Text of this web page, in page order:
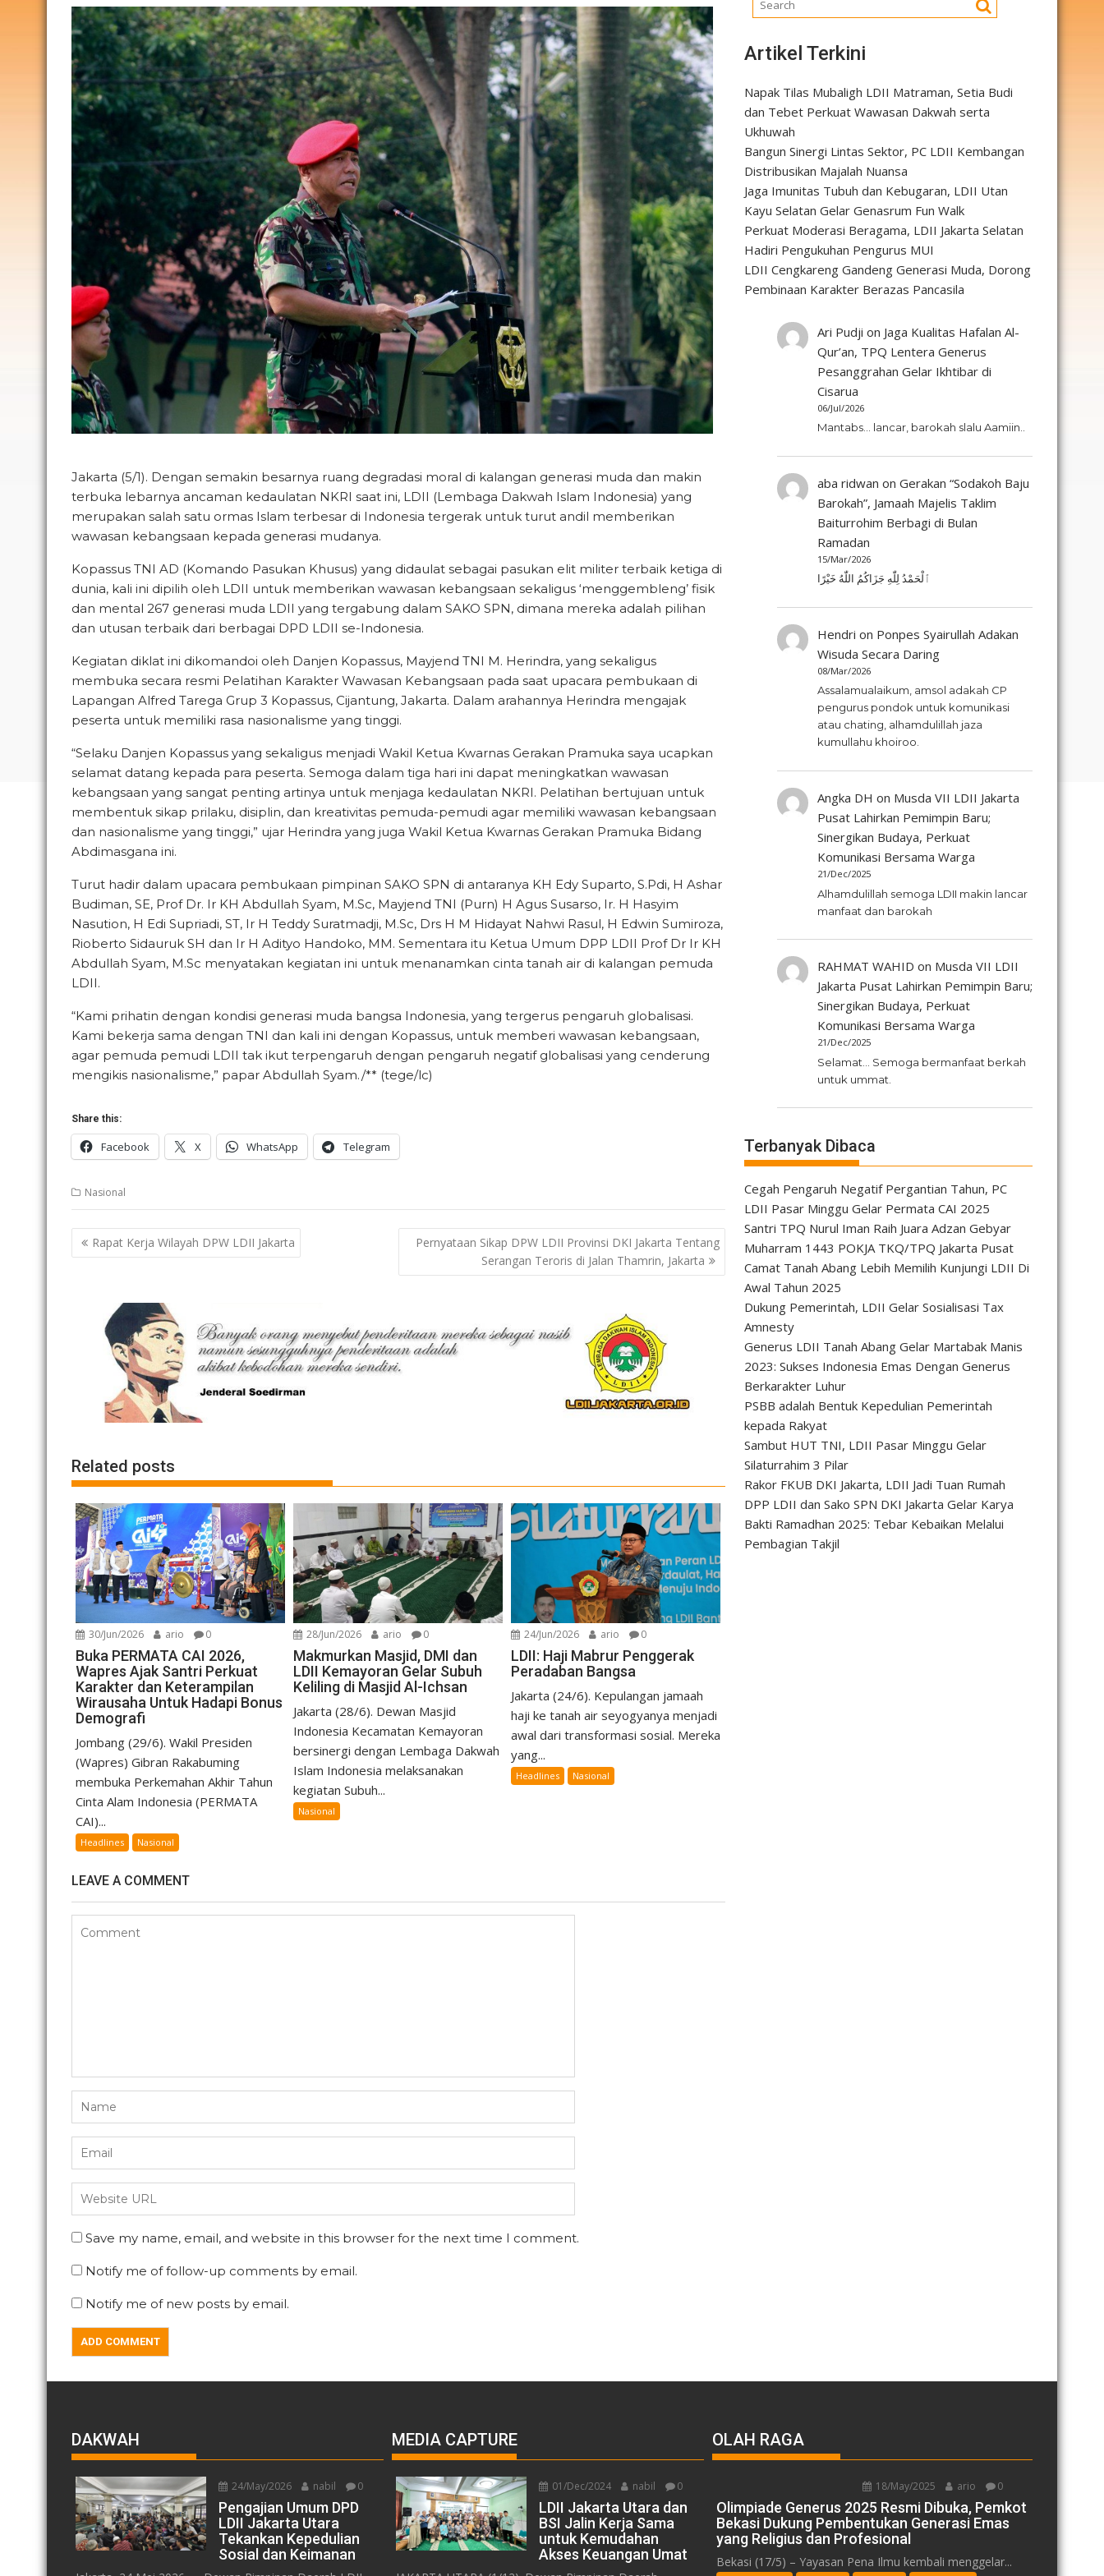
Jakarta (5/1). Dengan semakin besarnya ruang degradasi moral di kalangan generasi muda dan makin
terbuka lebarnya ancaman kedaulatan NKRI saat ini, LDII (Lembaga Dakwah Islam Indonesia) yang
merupakan salah satu ormas Islam terbesar di Indonesia tergerak untuk turut andil memberikan
wawasan kebangsaan kepada generasi mudanya.
Kopassus TNI AD (Komando Pasukan Khusus) yang didaulat sebagai pasukan elit militer terbaik ketiga di
dunia, kali ini dipilih oleh LDII untuk memberikan wawasan kebangsaan sekaligus ‘menggembleng’ fisik
dan mental 267 generasi muda LDII yang tergabung dalam SAKO SPN, dimana mereka adalah pilihan
dan utusan terbaik dari berbagai DPD LDII se-Indonesia.
Kegiatan diklat ini dikomandoi oleh Danjen Kopassus, Mayjend TNI M. Herindra, yang sekaligus
membuka secara resmi Pelatihan Karakter Wawasan Kebangsaan pada saat upacara pembukaan di
Lapangan Alfred Tarega Grup 3 Kopassus, Cijantung, Jakarta. Dalam arahannya Herindra mengajak
peserta untuk memiliki rasa nasionalisme yang tinggi.
“Selaku Danjen Kopassus yang sekaligus menjadi Wakil Ketua Kwarnas Gerakan Pramuka saya ucapkan
selamat datang kepada para peserta. Semoga dalam tiga hari ini dapat meningkatkan wawasan
kebangsaan yang sangat penting artinya untuk menjaga kedaulatan NKRI. Pelatihan bertujuan untuk
membentuk sikap prilaku, disiplin, dan kreativitas pemuda-pemudi agar memiliki wawasan kebangsaan
dan nasionalisme yang tinggi,” ujar Herindra yang juga Wakil Ketua Kwarnas Gerakan Pramuka Bidang
Abdimasgana ini.
Turut hadir dalam upacara pembukaan pimpinan SAKO SPN di antaranya KH Edy Suparto, S.Pdi, H Ashar
Budiman, SE, Prof Dr. Ir KH Abdullah Syam, M.Sc, Mayjend TNI (Purn) H Agus Susarso, Ir. H Hasyim
Nasution, H Edi Supriadi, ST, Ir H Teddy Suratmadji, M.Sc, Drs H M Hidayat Nahwi Rasul, H Edwin Sumiroza,
Rioberto Sidauruk SH dan Ir H Adityo Handoko, MM. Sementara itu Ketua Umum DPP LDII Prof Dr Ir KH
Abdullah Syam, M.Sc menyatakan kegiatan ini untuk menanamkan cinta tanah air di kalangan pemuda
LDII.
“Kami prihatin dengan kondisi generasi muda bangsa Indonesia, yang tergerus pengaruh globalisasi.
Kami bekerja sama dengan TNI dan kali ini dengan Kopassus, untuk memberi wawasan kebangsaan,
agar pemuda pemudi LDII tak ikut terpengaruh dengan pengaruh negatif globalisasi yang cenderung
mengikis nasionalisme,” papar Abdullah Syam./** (tege/lc)
Share this:
Facebook X WhatsApp Telegram
Nasional
Post
navigation
Rapat Kerja Wilayah DPW LDII Jakarta
Pernyataan Sikap DPW LDII Provinsi DKI Jakarta Tentang
Serangan Teroris di Jalan Thamrin, Jakarta
Related posts
30/Jun/2026 ario 0
Buka PERMATA CAI 2026,
Wapres Ajak Santri Perkuat
Karakter dan Keterampilan
Wirausaha Untuk Hadapi Bonus
Demografi
Jombang (29/6). Wakil Presiden
(Wapres) Gibran Rakabuming
membuka Perkemahan Akhir Tahun
Cinta Alam Indonesia (PERMATA
CAI)...
Headlines Nasional
28/Jun/2026 ario 0
Makmurkan Masjid, DMI dan
LDII Kemayoran Gelar Subuh
Keliling di Masjid Al-Ichsan
Jakarta (28/6). Dewan Masjid
Indonesia Kecamatan Kemayoran
bersinergi dengan Lembaga Dakwah
Islam Indonesia melaksanakan
kegiatan Subuh...
Nasional
24/Jun/2026 ario 0
LDII: Haji Mabrur Penggerak
Peradaban Bangsa
Jakarta (24/6). Kepulangan jamaah
haji ke tanah air seyogyanya menjadi
awal dari transformasi sosial. Mereka
yang...
Headlines Nasional
LEAVE A COMMENT
Save my name, email, and website in this browser for the next time I comment.
Notify me of follow-up comments by email.
Notify me of new posts by email.
Artikel Terkini
Napak Tilas Mubaligh LDII Matraman, Setia Budi
dan Tebet Perkuat Wawasan Dakwah serta
Ukhuwah
Bangun Sinergi Lintas Sektor, PC LDII Kembangan
Distribusikan Majalah Nuansa
Jaga Imunitas Tubuh dan Kebugaran, LDII Utan
Kayu Selatan Gelar Genasrum Fun Walk
Perkuat Moderasi Beragama, LDII Jakarta Selatan
Hadiri Pengukuhan Pengurus MUI
LDII Cengkareng Gandeng Generasi Muda, Dorong
Pembinaan Karakter Berazas Pancasila
Ari Pudji on Jaga Kualitas Hafalan Al-
Qur’an, TPQ Lentera Generus
Pesanggrahan Gelar Ikhtibar di
Cisarua
06/Jul/2026
Mantabs... lancar, barokah slalu Aamiin..
aba ridwan on Gerakan “Sodakoh Baju
Barokah”, Jamaah Majelis Taklim
Baiturrohim Berbagi di Bulan
Ramadan
15/Mar/2026
ٱلْحَمْدُ لِلّٰهِ جَزَاكُمُ اللّٰهُ خَيْرًا
Hendri on Ponpes Syairullah Adakan
Wisuda Secara Daring
08/Mar/2026
Assalamualaikum, amsol adakah CP
pengurus pondok untuk komunikasi
atau chating, alhamdulillah jaza
kumullahu khoiroo.
Angka DH on Musda VII LDII Jakarta
Pusat Lahirkan Pemimpin Baru;
Sinergikan Budaya, Perkuat
Komunikasi Bersama Warga
21/Dec/2025
Alhamdulillah semoga LDII makin lancar
manfaat dan barokah
RAHMAT WAHID on Musda VII LDII
Jakarta Pusat Lahirkan Pemimpin Baru;
Sinergikan Budaya, Perkuat
Komunikasi Bersama Warga
21/Dec/2025
Selamat... Semoga bermanfaat berkah
untuk ummat.
Terbanyak Dibaca
Cegah Pengaruh Negatif Pergantian Tahun, PC
LDII Pasar Minggu Gelar Permata CAI 2025
Santri TPQ Nurul Iman Raih Juara Adzan Gebyar
Muharram 1443 POKJA TKQ/TPQ Jakarta Pusat
Camat Tanah Abang Lebih Memilih Kunjungi LDII Di
Awal Tahun 2025
Dukung Pemerintah, LDII Gelar Sosialisasi Tax
Amnesty
Generus LDII Tanah Abang Gelar Martabak Manis
2023: Sukses Indonesia Emas Dengan Generus
Berkarakter Luhur
PSBB adalah Bentuk Kepedulian Pemerintah
kepada Rakyat
Sambut HUT TNI, LDII Pasar Minggu Gelar
Silaturrahim 3 Pilar
Rakor FKUB DKI Jakarta, LDII Jadi Tuan Rumah
DPP LDII dan Sako SPN DKI Jakarta Gelar Karya
Bakti Ramadhan 2025: Tebar Kebaikan Melalui
Pembagian Takjil
DAKWAH
24/May/2026 nabil 0
Pengajian Umum DPD
LDII Jakarta Utara
Tekankan Kepedulian
Sosial dan Keimanan
MEDIA CAPTURE
01/Dec/2024 nabil 0
LDII Jakarta Utara dan
BSI Jalin Kerja Sama
untuk Kemudahan
Akses Keuangan Umat
OLAH RAGA
18/May/2025 ario 0
Olimpiade Generus 2025 Resmi Dibuka, Pemkot
Bekasi Dukung Pembentukan Generasi Emas
yang Religius dan Profesional
Bekasi (17/5) – Yayasan Pena Ilmu kembali menggelar...